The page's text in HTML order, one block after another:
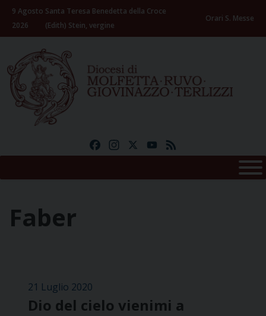
Skip
content
9 Agosto
2026
Santa Teresa Benedetta della Croce
(Edith) Stein, vergine
Orari S. Messe
FacebookInstagramYouTube
Faber
21 Luglio 2020
Dio del cielo vienimi a